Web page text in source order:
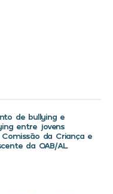
de bullying e
entre jovens
Comissão da Criança e
da OAB/AL